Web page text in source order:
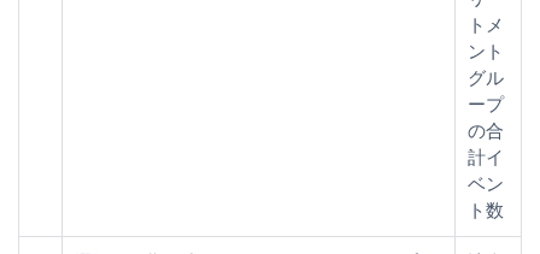
トメ
ント
グル
ープ
の合
計イ
ベン
ト数